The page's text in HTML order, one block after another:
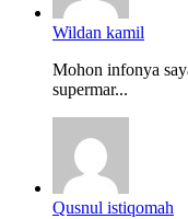
Wildan kamil
Mohon infonya
supermar...
Qusnul istiqomah